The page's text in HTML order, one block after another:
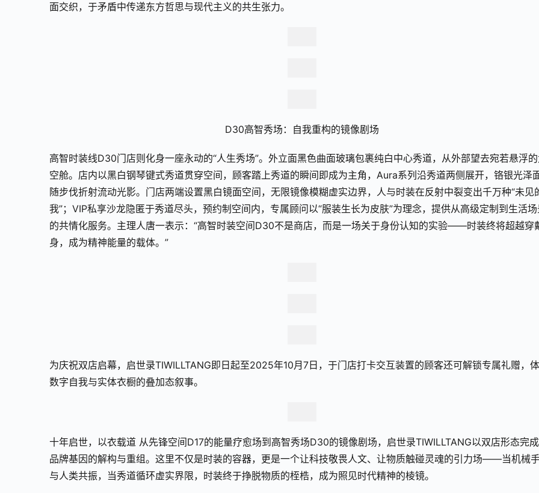
面交织，于矛盾中传递东方哲思与现代主义的共生张力。
D30高智秀场：自我重构的镜像剧场
高智时装线D30门店则化身一座永动的“人生秀场”。外立面黑色曲面玻璃包裹纯白中心秀道，从外部望去宛若悬浮
空舱。店内以黑白钢琴键式秀道贯穿空间，顾客踏上秀道的瞬间即成为主角，Aura系列沿秀道两侧展开，铬银光泽
随步伐折射流动光影。门店两端设置黑白镜面空间，无限镜像模糊虚实边界，人与时装在反射中裂变出千万种“未见
我”；VIP私享沙龙隐匿于秀道尽头，预约制空间内，专属顾问以“服装生长为皮肤”为理念，提供从高级定制到生活场
的共情化服务。主理人唐一表示：“高智时装空间D30不是商店，而是一场关于身份认知的实验——时装终将超越穿
身，成为精神能量的载体。”
为庆祝双店启幕，启世录TIWILLTANG即日起至2025年10月7日，于门店打卡交互装置的顾客还可解锁专属礼赠，
数字自我与实体衣橱的叠加态叙事。
十年启世，以衣载道 从先锋空间D17的能量疗愈场到高智秀场D30的镜像剧场，启世录TIWILLTANG以双店形态完
品牌基因的解构与重组。这里不仅是时装的容器，更是一个让科技敬畏人文、让物质触碰灵魂的引力场——当机械
与人类共振，当秀道循环虚实界限，时装终于挣脱物质的桎梏，成为照见时代精神的棱镜。